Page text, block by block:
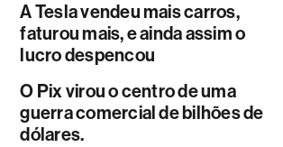
A Tesla vendeu mais carros,
faturou mais, e ainda assim o
lucro despencou
O Pix virou o centro de uma
guerra comercial de bilhões de
dólares.